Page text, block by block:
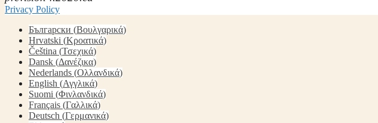
Privacy Policy
Български (Βουλγαρικά)
Hrvatski (Κροατικά)
Čeština (Τσεχικά)
Dansk (Δανέζικα)
Nederlands (Ολλανδικά)
English (Αγγλικά)
Suomi (Φινλανδικά)
Français (Γαλλικά)
Deutsch (Γερμανικά)